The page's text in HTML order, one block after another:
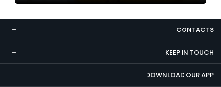
CONTACTS
KEEP IN TOUCH
DOWNLOAD OUR APP